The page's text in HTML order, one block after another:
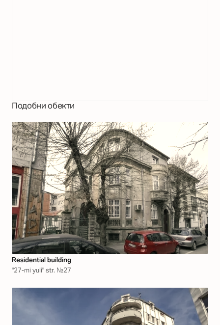
Подобни обекти
Residential building
"27-mi yuli" str. №27